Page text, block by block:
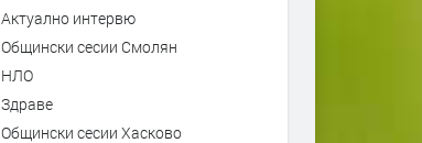
Актуално интервю
Общински сесии Смолян
НЛО
Здраве
Общински сесии Хасково